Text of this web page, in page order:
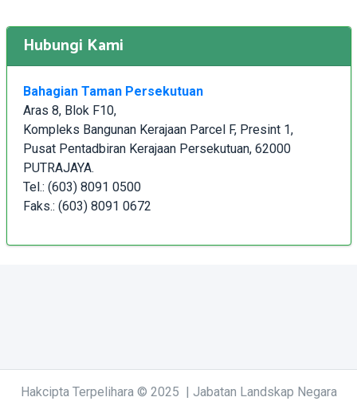
Hubungi Kami
Bahagian Taman Persekutuan
Aras 8, Blok F10,
Kompleks Bangunan Kerajaan Parcel F, Presint 1,
Pusat Pentadbiran Kerajaan Persekutuan, 62000
PUTRAJAYA.
Tel.: (603) 8091 0500
Faks.: (603) 8091 0672
Hakcipta Terpelihara © 2025 | Jabatan Landskap Negara